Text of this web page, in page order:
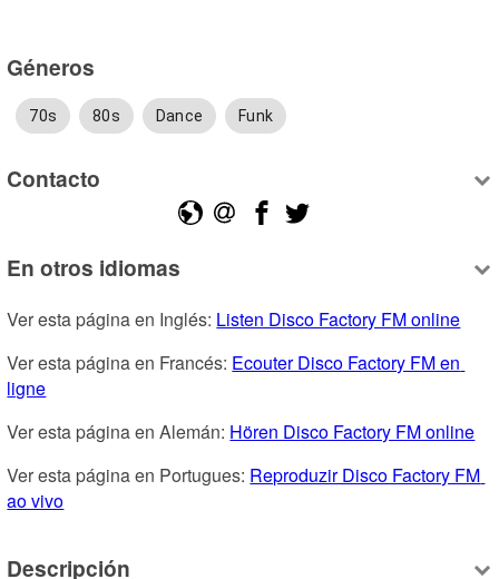
Géneros
70s 80s Dance Funk
Contacto
En otros idiomas
Ver esta página en Inglés: Listen Disco Factory FM online
Ver esta página en Francés: Ecouter Disco Factory FM en
ligne
Ver esta página en Alemán: Hören Disco Factory FM online
Ver esta página en Portugues: Reproduzir Disco Factory FM
ao vivo
Descripción